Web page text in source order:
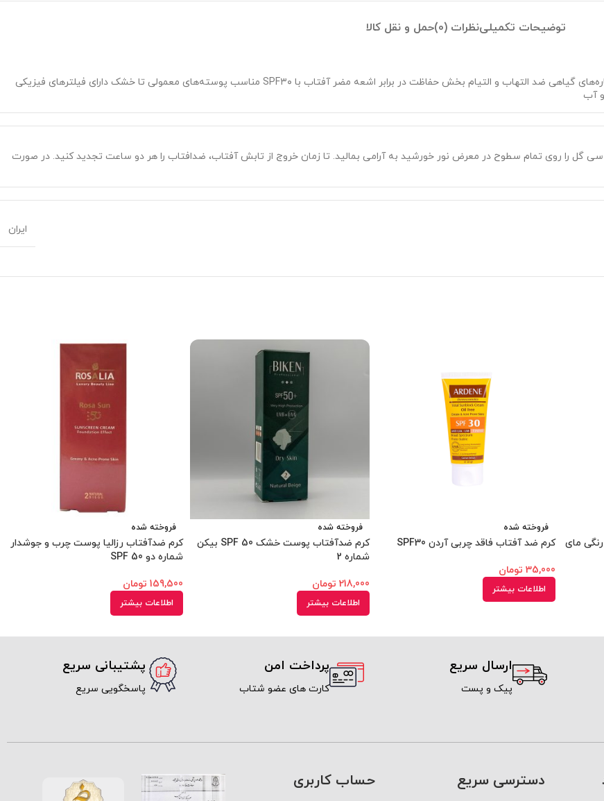
توضیحات تکمیلینظرات (0) حمل و نقل کالا
حاوی ویتامین E مقاوم در برابر تشکیل رادیکال‌های آزاد حاوی عصاره‌های گیاهی ضد التهاب و التیام بخش حفاظت در برابر اشعه مضر آفتاب با SPF۳۰ مناسب پوسته‌های معمولی تا خشک دارای فیلترهای فیزیکی
و آب
نیم ساعت قبل از تماس با اشعه آفتاب، کرم ضد آفتاب SPF۳۰ سی گل را روی تمام سطوح در معرض نور خورشید به آرامی بمالید. تا زمان خروج از تابش آفتاب، ضدافتاب را هر دو ساعت تجدید کنید. در صورت
ایران
فروخته شده
کرم ضد آفتاب فاقد چربی آردن SPF30
35,000 تومان
اطلاعات بیشتر
فروخته شده
کرم ضدآفتاب پوست خشک SPF 50 بیکن
شماره 2
218,000 تومان
اطلاعات بیشتر
فروخته شده
کرم ضدآفتاب رزالیا پوست چرب و جوشدار
شماره دو SPF 50
159,500 تومان
اطلاعات بیشتر
ارسال سریع
پیک و پست
پرداخت امن
کارت های عضو شتاب
پشتیبانی سریع
پاسخگویی سریع
دسترسی سریع حساب کاربری